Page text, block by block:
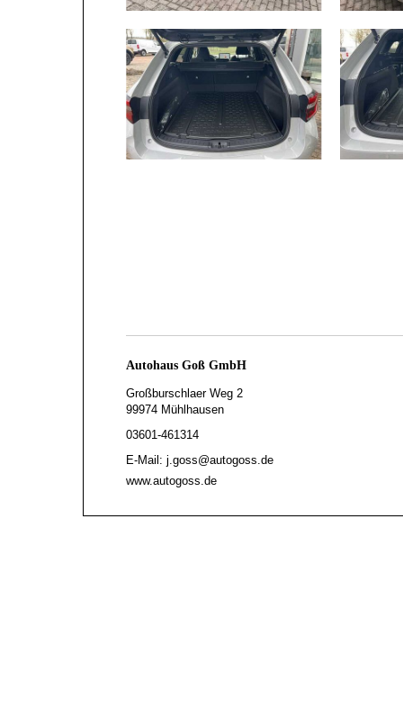
Autohaus Goß GmbH
Großburschlaer Weg 2
99974 Mühlhausen
03601-461314
E-Mail: j.goss@autogoss.de
www.autogoss.de